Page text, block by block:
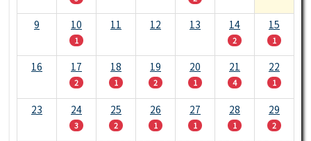
9 10
1
11 12 13 14
2
15
1
16 17
2
18
1
19
2
20
1
21
4
22
1
23 24
3
25
2
26
1
27
1
28
1
29
2